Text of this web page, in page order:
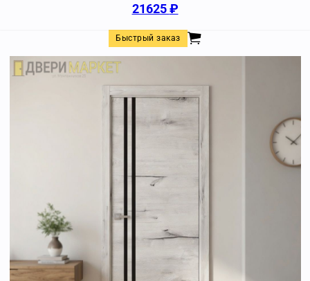
21625₽
Быстрый заказ